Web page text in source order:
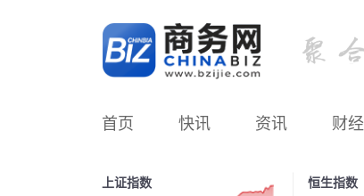
首页 快讯 资讯 财经
上证指数 恒生指数